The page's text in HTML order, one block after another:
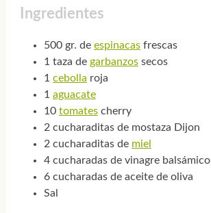
Ingredientes
500 gr. de espinacasfrescas
1 taza de garbanzossecos
1 cebolla roja
1 aguacate
10 tomatescherry
2 cucharaditas de mostaza Dijon
2 cucharaditas de miel
4 cucharadas de vinagre balsámico
6 cucharadas de aceite de oliva
Sal